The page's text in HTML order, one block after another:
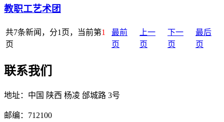
教职工艺术团
共7条新闻，分1页，当前第1
页
最前
页
上一
页
下一
页
最后
页
联系我们
地址：中国 陕西 杨凌 邰城路 3号
邮编：712100